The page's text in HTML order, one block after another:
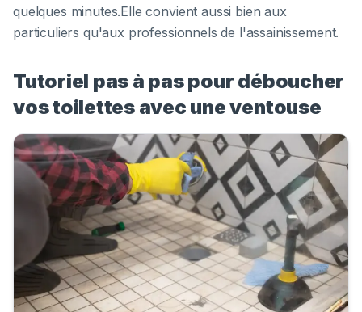
quelques minutes.Elle convient aussi bien aux
particuliers qu'aux professionnels de l'assainissement.
Tutoriel pas à pas pour déboucher
vos toilettes avec une ventouse